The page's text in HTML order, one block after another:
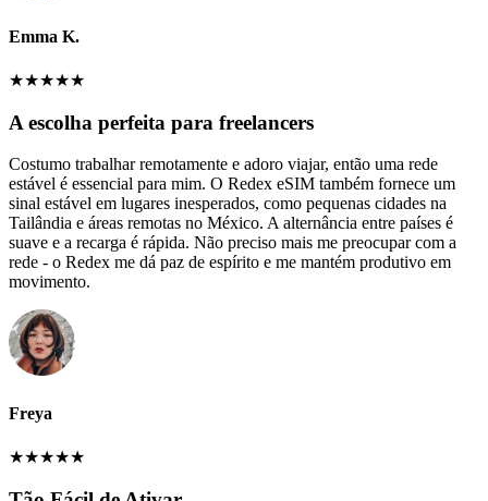
Emma K.
★★★★★
A escolha perfeita para freelancers
Costumo trabalhar remotamente e adoro viajar, então uma rede
estável é essencial para mim. O Redex eSIM também fornece um
sinal estável em lugares inesperados, como pequenas cidades na
Tailândia e áreas remotas no México. A alternância entre países é
suave e a recarga é rápida. Não preciso mais me preocupar com a
rede - o Redex me dá paz de espírito e me mantém produtivo em
movimento.
Freya
★★★★★